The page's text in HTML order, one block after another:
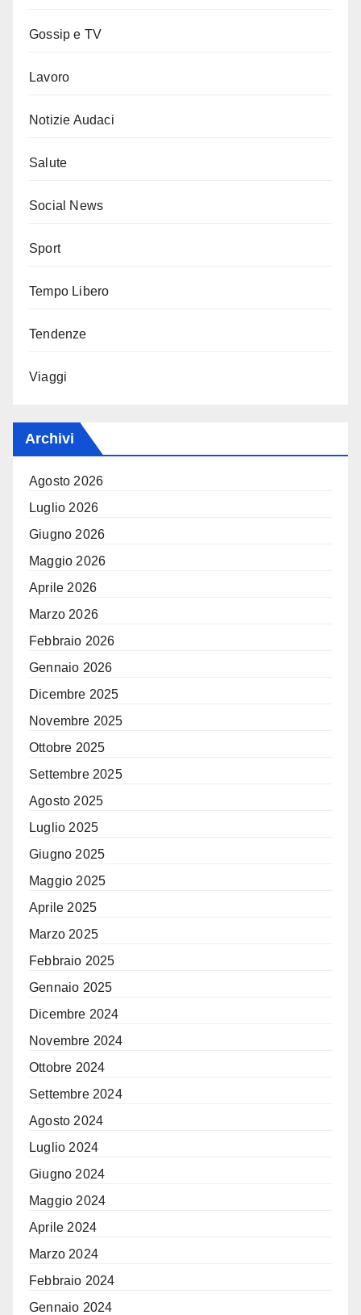
Gossip e TV
Lavoro
Notizie Audaci
Salute
Social News
Sport
Tempo Libero
Tendenze
Viaggi
Archivi
Agosto 2026
Luglio 2026
Giugno 2026
Maggio 2026
Aprile 2026
Marzo 2026
Febbraio 2026
Gennaio 2026
Dicembre 2025
Novembre 2025
Ottobre 2025
Settembre 2025
Agosto 2025
Luglio 2025
Giugno 2025
Maggio 2025
Aprile 2025
Marzo 2025
Febbraio 2025
Gennaio 2025
Dicembre 2024
Novembre 2024
Ottobre 2024
Settembre 2024
Agosto 2024
Luglio 2024
Giugno 2024
Maggio 2024
Aprile 2024
Marzo 2024
Febbraio 2024
Gennaio 2024